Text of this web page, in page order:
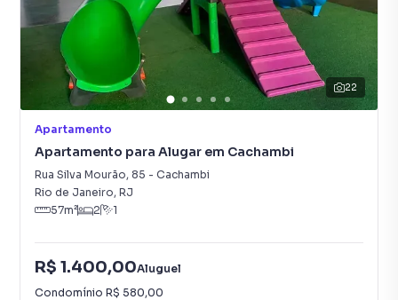
22
Apartamento
Apartamento para Alugar em Cachambi
Rua Silva Mourão, 85 - Cachambi
Rio de Janeiro, RJ
57m² 2 1
R$ 1.400,00Aluguel
Condomínio R$ 580,00